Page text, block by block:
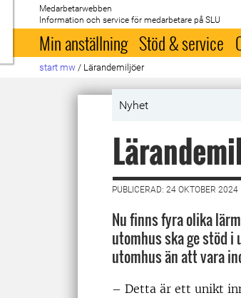
Till startsida
Medarbetarwebben
Information och service för medarbetare på SLU
Min anställning Stöd & service
start mw / Lärandemiljöer
Nyhet
PUBLICERAD: 24 OKTOBER 2024
Nu finns fyra olika
utomhus ska ge stöd
utomhus än att vara
– Detta är ett unikt